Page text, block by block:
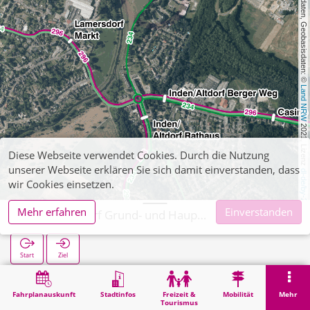
, Kartendaten, Geobasisdaten: ©
Land NRW
2021, Lizenz
dl-de/by-2-0
Fahrplanauskunft Stadtinfos
Freizeit &
Tourismus
Mobilität Mehr
Start Ziel
Suche Inden/Altdorf Grund- und Hauptschule
Diese Webseite verwendet Cookies. Durch die Nutzung
unserer Webseite erklären Sie sich damit einverstanden, dass
wir Cookies einsetzen.
Mehr erfahren
Einverstanden